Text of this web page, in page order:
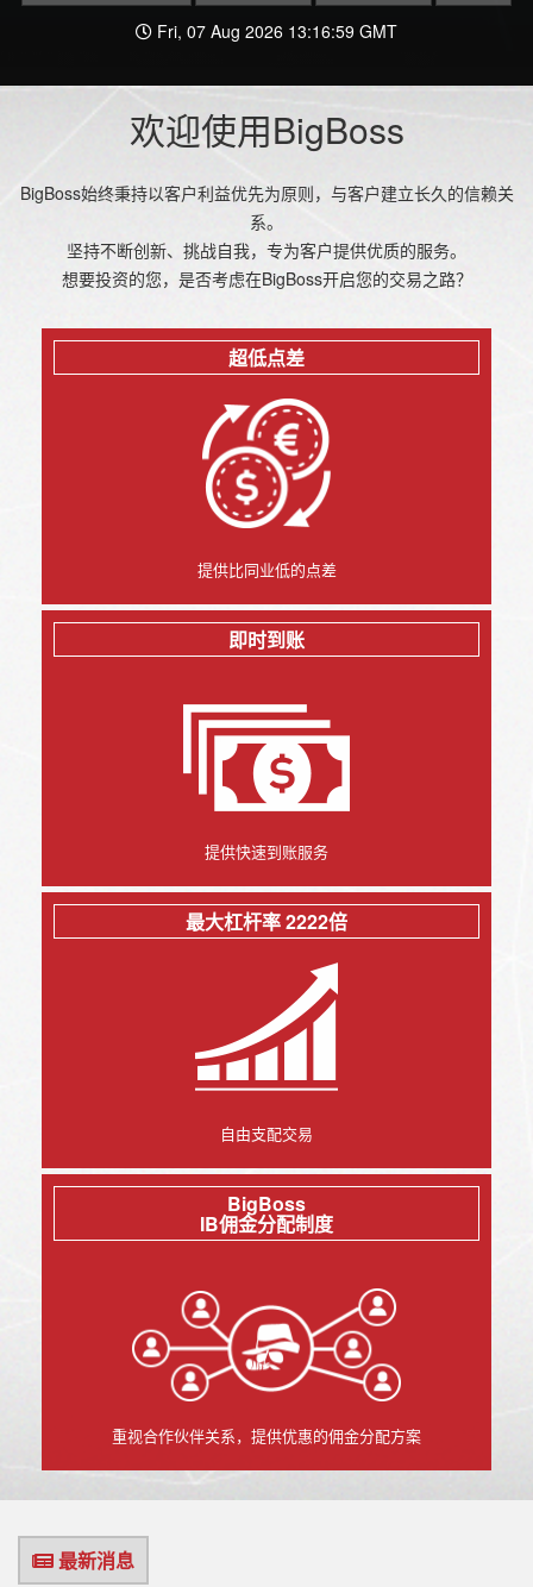
Fri, 07 Aug 2026 13:16:59 GMT
欢迎使用BigBoss
BigBoss始终秉持以客户利益优先为原则，与客户建立长久的信赖关
系。
坚持不断创新、挑战自我，专为客户提供优质的服务。
想要投资的您，是否考虑在BigBoss开启您的交易之路？
超低点差
提供比同业低的点差
即时到账
提供快速到账服务
最大杠杆率 2222倍
自由支配交易
BigBoss
IB佣金分配制度
重视合作伙伴关系，提供优惠的佣金分配方案
最新消息